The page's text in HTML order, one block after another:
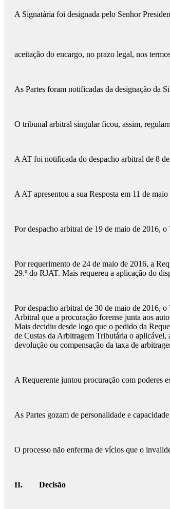
A Signatária foi designada pelo Senhor
aceitação do encargo, no prazo legal, nos
As Partes foram notificadas da designação da
O tribunal arbitral singular ficou, assim,
A AT foi notificada do despacho arbitral de 8
A AT apresentou a sua Resposta em 11 de
Por despacho arbitral de 19 de maio de 2016,
Por requerimento de 24 de maio de 2016, a
29.º do RJAT. Mais requereu a aplicação do
Por despacho arbitral de 30 de maio de 2016,
Arbitral que a procuração forense junta aos
Mais decidiu desde logo que o pedido da
de Custas da Arbitragem Tributária o aplicável,
devolução ou compensação da taxa de
A Requerente juntou procuração com poderes
As Partes gozam de personalidade e
O processo não enferma de vícios que o
II. Decisão